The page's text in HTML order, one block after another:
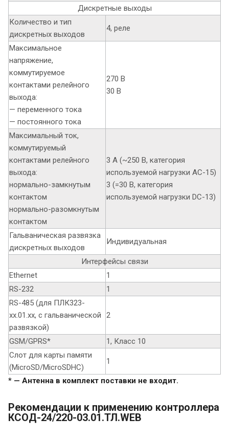
Дискретные выходы
Количество и тип
дискретных выходов
4, реле
Максимальное
напряжение,
коммутируемое
контактами релейного
выхода:
— переменного тока
— постоянного тока
270 В
30 В
Максимальный ток,
коммутируемый
контактами релейного
выхода:
нормально-замкнутым
контактом
нормально-разомкнутым
контактом
3 А (~250 В, категория
используемой нагрузки АС-15)
3 (=30 В, категория
используемой нагрузки DC-13)
Гальваническая развязка
дискретных выходов
Индивидуальная
Интерфейсы связи
Ethernet
1
RS-232
1
RS-485 (для ПЛК323-
хх.01.хх, с гальванической
развязкой)
2
GSM/GPRS*
1, Класс 10
Слот для карты памяти
(MicroSD/MicroSDHC)
1
* — Антенна в комплект поставки не входит.
Рекомендации к применению контроллера
КСОД-24/220-03.01.ТЛ.WEB